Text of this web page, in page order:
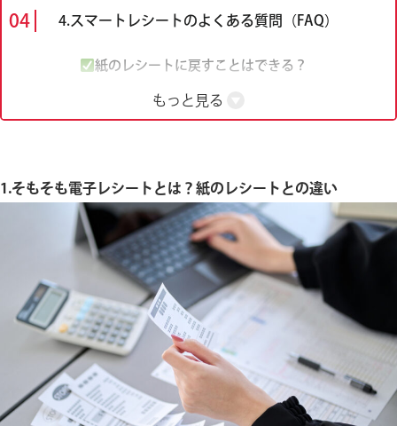
もっと見る
4.スマートレシートのよくある質問（FAQ）
紙のレシートに戻すことはできる？
レシートの保存期間はどのくらい？
5.まとめ：スマートレシートで毎日の買い物をもっ
と便利に
1.そもそも電子レシートとは？紙のレシートとの違い